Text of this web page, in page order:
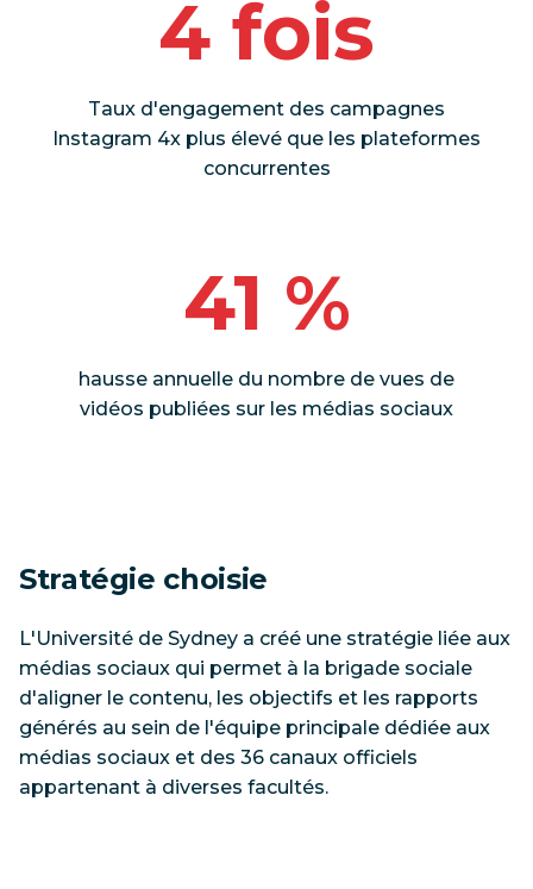
4 fois
Taux d'engagement des campagnes
Instagram 4x plus élevé que les plateformes
concurrentes
41 %
hausse annuelle du nombre de vues de
vidéos publiées sur les médias sociaux
Stratégie choisie
L'Université de Sydney a créé une stratégie liée aux
médias sociaux qui permet à la brigade sociale
d'aligner le contenu, les objectifs et les rapports
générés au sein de l'équipe principale dédiée aux
médias sociaux et des 36 canaux officiels
appartenant à diverses facultés.